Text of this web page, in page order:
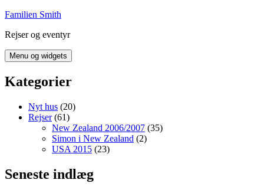
Hop
indhold
Familien Smith
Rejser og eventyr
Menu og widgets
Kategorier
Nyt hus (20)
Rejser(61)
New Zealand 2006/2007 (35)
Simon i New Zealand (2)
USA 2015 (23)
Seneste indlæg